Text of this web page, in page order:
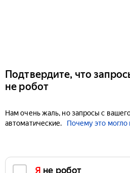
Подтвердите, что
не робот
Нам очень жаль, но запросы с
автоматические.
Почему это могло
Я не робот